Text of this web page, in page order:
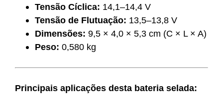
Tensão Cíclica: 14,1–14,4 V
Tensão de Flutuação: 13,5–13,8 V
Dimensões: 9,5 × 4,0 × 5,3 cm (C × L × A)
Peso: 0,580 kg
Principais aplicações desta bateria selada: